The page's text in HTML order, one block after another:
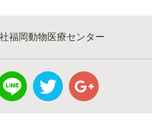
福岡動物医療センター